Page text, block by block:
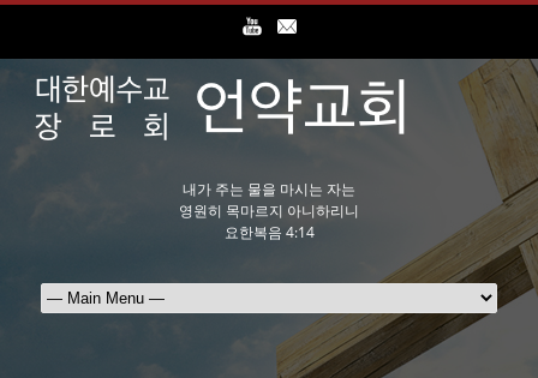
내가 주는 물을 마시는 자는
영원히 목마르지 아니하리니
요한복음 4:14